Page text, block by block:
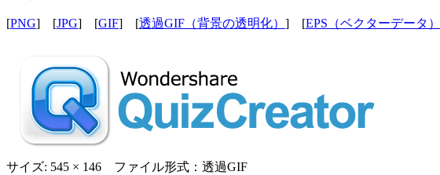
[PNG] [JPG] [GIF] [透過GIF（背景の透明化） ] [EPS（ベクターデータ）
サイズ: 545 × 146 ファイル形式：透過GIF